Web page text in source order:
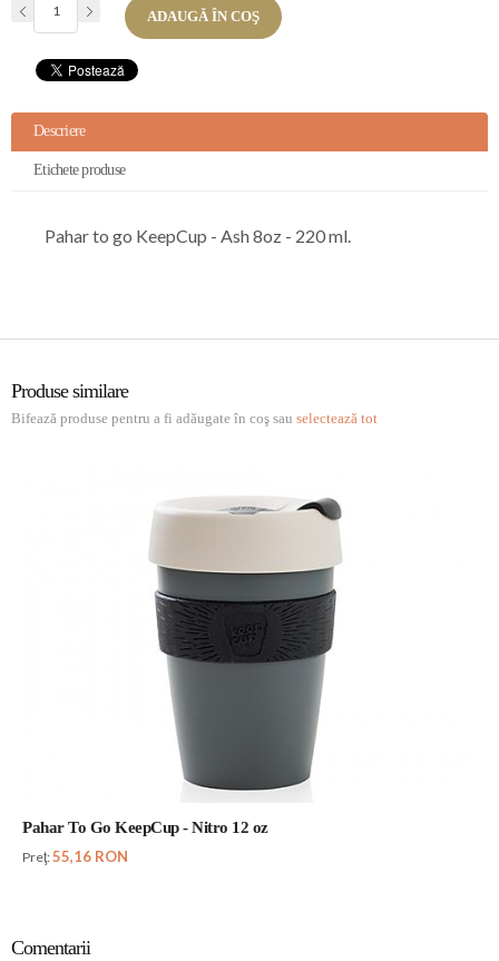
ADAUGĂ ÎN COŞ
Descriere
Etichete produse
Pahar to go KeepCup - Ash 8oz - 220 ml.
Produse similare
Bifează produse pentru a fi adăugate în coş sau selectează tot
Pahar To Go KeepCup - Nitro 12 oz
Preţ:55,16 RON
Comentarii